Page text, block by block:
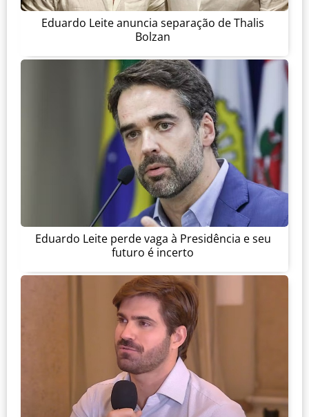
Eduardo Leite anuncia separação de Thalis
Bolzan
Eduardo Leite perde vaga à Presidência e seu
futuro é incerto